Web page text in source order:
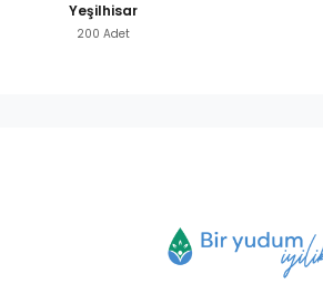
Yeşilhisar
200 Adet